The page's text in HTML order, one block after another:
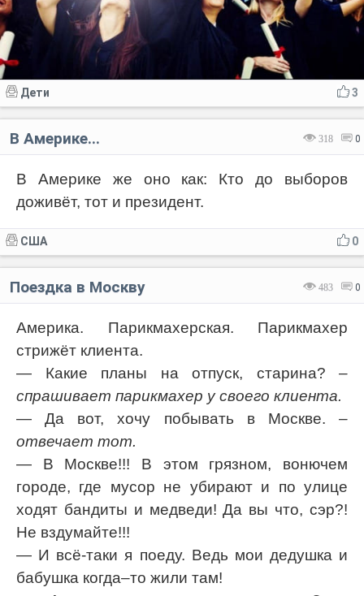
3
Дети
318 0
В Америке...
В Америке же оно как: Кто до выборов
доживёт, тот и президент.
0
США
483 0
Поездка в Москву
Америка. Парикмахерская. Парикмахер
стрижёт клиента.
— Какие планы на отпуск, старина? –
спрашивает парикмахер у своего клиента.
— Да вот, хочу побывать в Москве. –
отвечает тот.
— В Москве!!! В этом грязном, вонючем
городе, где мусор не убирают и по улице
ходят бандиты и медведи! Да вы что, сэр?!
Не вздумайте!!!
— И всё-таки я поеду. Ведь мои дедушка и
бабушка когда–то жили там!